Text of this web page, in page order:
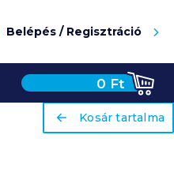
Belépés / Regisztráció
0 Ft
ariaLabel
Kosár tartalma